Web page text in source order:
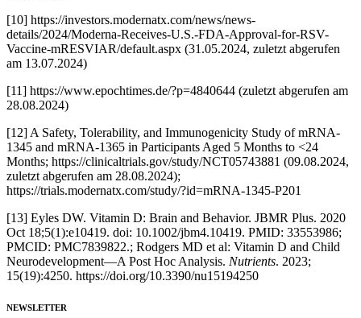
[10] https://investors.modernatx.com/news/news-
details/2024/Moderna-Receives-U.S.-FDA-Approval-for-RSV-
Vaccine-mRESVIAR/default.aspx (31.05.2024, zuletzt abgerufen
am 13.07.2024)
[11] https://www.epochtimes.de/?p=4840644 (zuletzt abgerufen am
28.08.2024)
[12] A Safety, Tolerability, and Immunogenicity Study of mRNA-
1345 and mRNA-1365 in Participants Aged 5 Months to <24
Months; https://clinicaltrials.gov/study/NCT05743881 (09.08.2024,
zuletzt abgerufen am 28.08.2024);
https://trials.modernatx.com/study/?id=mRNA-1345-P201
[13] Eyles DW. Vitamin D: Brain and Behavior. JBMR Plus. 2020
Oct 18;5(1):e10419. doi: 10.1002/jbm4.10419. PMID: 33553986;
PMCID: PMC7839822.; Rodgers MD et al: Vitamin D and Child
Neurodevelopment—A Post Hoc Analysis. Nutrients. 2023;
15(19):4250. https://doi.org/10.3390/nu15194250
NEWSLETTER